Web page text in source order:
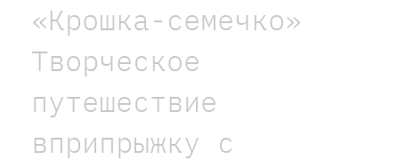
«Крошка-семечко»
Творческое
путешествие
вприпрыжку с